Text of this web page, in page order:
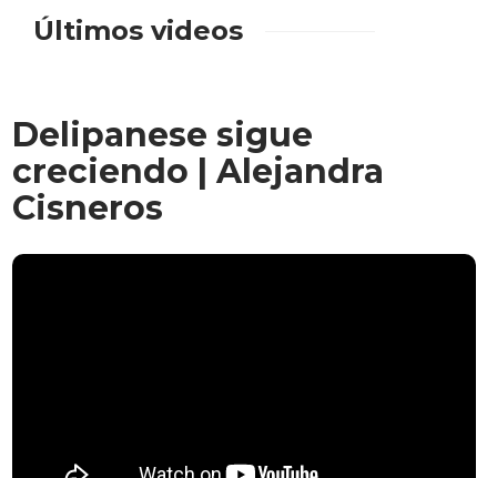
Últimos videos
Delipanese sigue
creciendo | Alejandra
Cisneros